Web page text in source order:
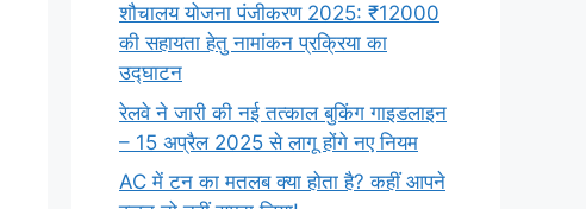
शौचालय योजना पंजीकरण 2025: ₹12000
की सहायता हेतु नामांकन प्रक्रिया का
उद्घाटन
रेलवे ने जारी की नई तत्काल बुकिंग गाइडलाइन
– 15 अप्रैल 2025 से लागू होंगे नए नियम
AC में टन का मतलब क्या होता है? कहीं आपने